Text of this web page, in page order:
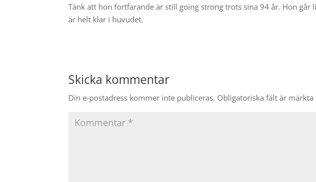
Tänk att hon fortfarande är still going strong trots sina 94 år. Hon går
är helt klar i huvudet.
Skicka kommentar
Din e-postadress kommer inte publiceras. Obligatoriska fält är märkta